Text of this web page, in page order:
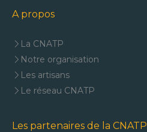
A propos
La CNATP
Notre organisation
Les artisans
Le réseau CNATP
Les partenaires de la CNATP